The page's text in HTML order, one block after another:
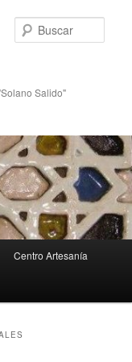
Salido"
Centro Artesanía